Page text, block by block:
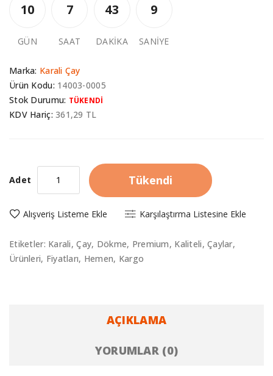
10
GÜN
7
SAAT
43
DAKIKA
9
SANIYE
Marka: Karali Çay
Ürün Kodu: 14003-0005
Stok Durumu: TÜKENDİ
KDV Hariç:361,29 TL
Adet Tükendi
Alışveriş Listeme Ekle Karşılaştırma Listesine Ekle
Etiketler: Karali,Çay, Dökme, Premium, Kaliteli,Çaylar,
Ürünleri, Fiyatları, Hemen, Kargo
AÇIKLAMA
YORUMLAR (0)